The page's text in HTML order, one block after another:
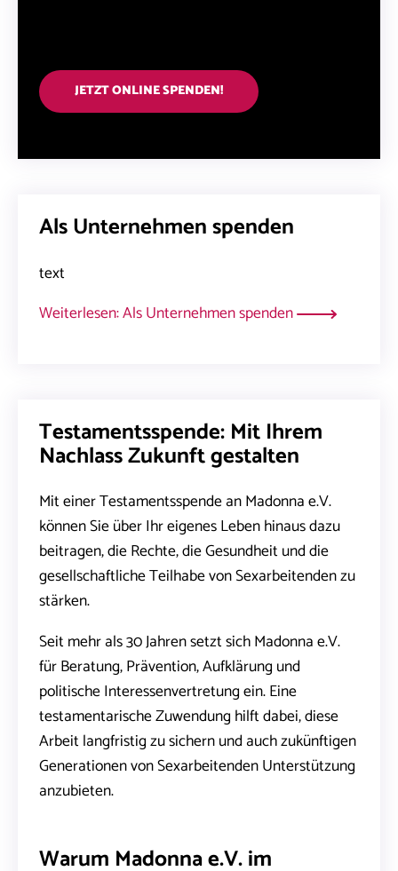
JETZT ONLINE SPENDEN!
Als Unternehmen spenden
text
Weiterlesen: Als Unternehmen spenden
Testamentsspende: Mit Ihrem
Nachlass Zukunft gestalten
Mit einer Testamentsspende an Madonna e.V.
können Sie über Ihr eigenes Leben hinaus dazu
beitragen, die Rechte, die Gesundheit und die
gesellschaftliche Teilhabe von Sexarbeitenden zu
stärken.
Seit mehr als 30 Jahren setzt sich Madonna e.V.
für Beratung, Prävention, Aufklärung und
politische Interessenvertretung ein. Eine
testamentarische Zuwendung hilft dabei, diese
Arbeit langfristig zu sichern und auch zukünftigen
Generationen von Sexarbeitenden Unterstützung
anzubieten.
Warum Madonna e.V. im